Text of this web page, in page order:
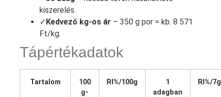
kiszerelés.
✓Kedvező kg-os ár – 350 g por = kb. 8 571
Ft/kg.
Tápértékadatok
Tartalom
100
g-
RI%/100g
1
adagban
RI%/7g